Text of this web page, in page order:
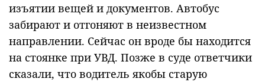
изъятии вещей и документов. Автобус
забирают и отгоняют в неизвестном
направлении. Сейчас он вроде бы находится
на стоянке при УВД. Позже в суде ответчики
сказали, что водитель якобы старую